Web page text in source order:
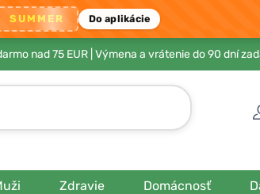
SUMMER Do aplikácie
nad 75 EUR | Výmena a vrátenie do 90 dní
Zdravie Domácnosť